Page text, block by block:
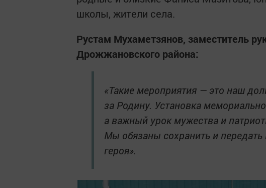
школы, жители села.
Рустам Мухаметзянов, заместитель
Дрожжановского района:
«Такие мероприятия — это наш
за Родину. Установка
а важный урок мужества и
Мы обязаны сохранить и
героя».